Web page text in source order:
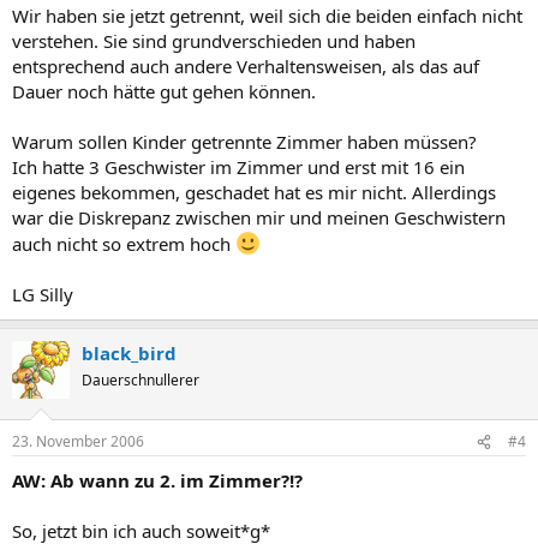
Wir haben sie jetzt getrennt, weil sich die beiden einfach nicht
verstehen. Sie sind grundverschieden und haben
entsprechend auch andere Verhaltensweisen, als das auf
Dauer noch hätte gut gehen können.
Warum sollen Kinder getrennte Zimmer haben müssen?
Ich hatte 3 Geschwister im Zimmer und erst mit 16 ein
eigenes bekommen, geschadet hat es mir nicht. Allerdings
war die Diskrepanz zwischen mir und meinen Geschwistern
auch nicht so extrem hoch
LG Silly
black_bird
Dauerschnullerer
23. November 2006 #4
AW: Ab wann zu 2. im Zimmer?!?
So, jetzt bin ich auch soweit*g*